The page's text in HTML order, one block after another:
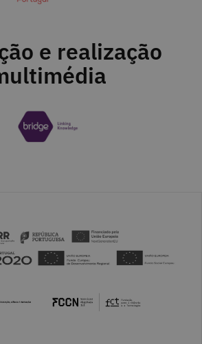
e realização